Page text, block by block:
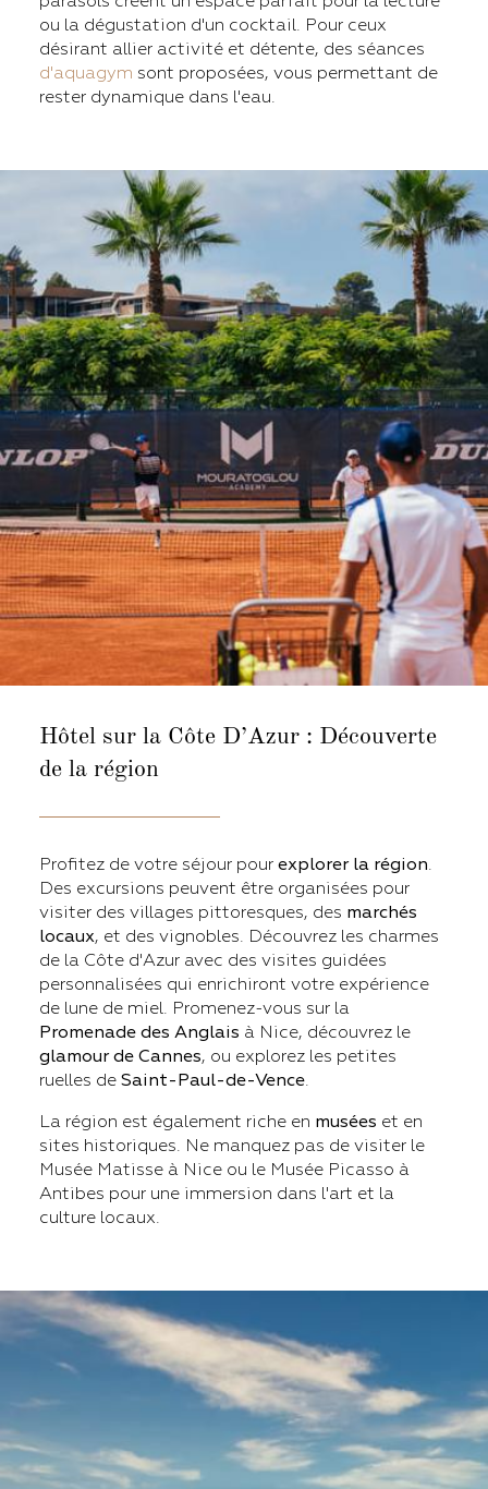
ou la dégustation d'un cocktail. Pour ceux
désirant allier activité et détente, des séances
d'aquagym sont proposées, vous permettant de
rester dynamique dans l'eau.
Hôtel sur la Côte D’Azur : Découverte
de la région
Profitez de votre séjour pour explorer la région.
Des excursions peuvent être organisées pour
visiter des villages pittoresques, des marchés
locaux, et des vignobles. Découvrez les charmes
de la Côte d'Azur avec des visites guidées
personnalisées qui enrichiront votre expérience
de lune de miel. Promenez-vous sur la
Promenade des Anglais à Nice, découvrez le
glamour de Cannes, ou explorez les petites
ruelles de Saint-Paul-de-Vence.
La région est également riche en musées et en
sites historiques. Ne manquez pas de visiter le
Musée Matisse à Nice ou le Musée Picasso à
Antibes pour une immersion dans l'art et la
culture locaux.